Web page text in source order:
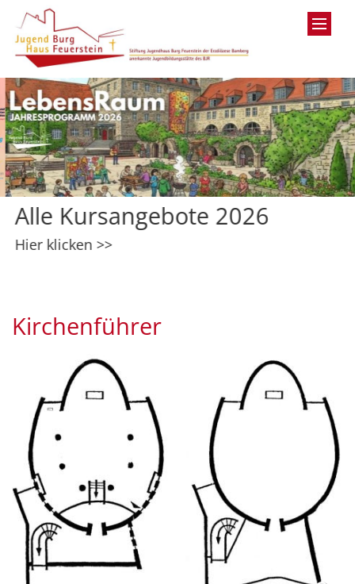
Zum Inhalt springen
Alle Kursangebote 2026
Hier klicken >>
Kirchenführer